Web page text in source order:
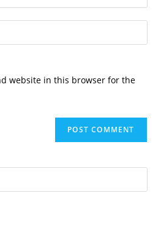
website in this browser for the